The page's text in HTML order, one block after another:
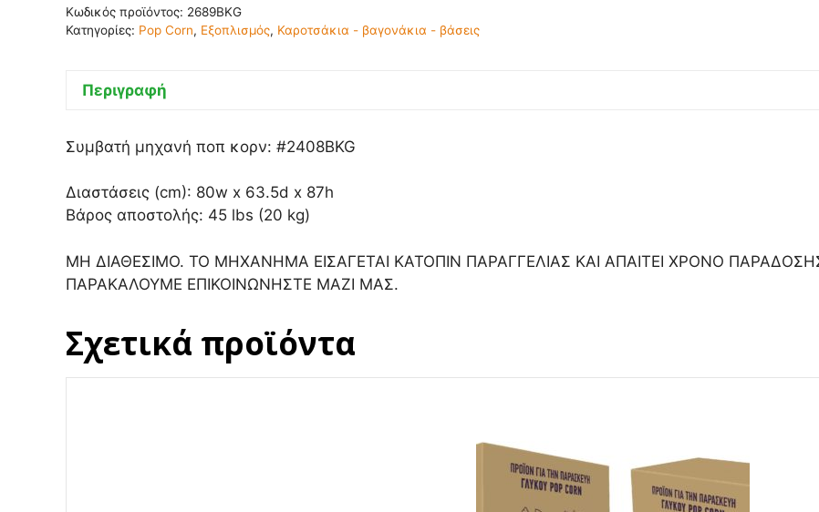
Κωδικός προϊόντος: 2689BKG
Κατηγορίες: Pop Corn, Εξοπλισμός, Καροτσάκια - βαγονάκια - βάσεις
Περιγραφή
Συμβατή μηχανή ποπ κορν: #2408BKG
Διαστάσεις (cm): 80w x 63.5d x 87h
Βάρος αποστολής: 45 lbs (20 kg)
ΜΗ ΔΙΑΘΕΣΙΜΟ. ΤΟ ΜΗΧΑΝΗΜΑ ΕΙΣΑΓΕΤΑΙ ΚΑΤΟΠΙΝ ΠΑΡΑΓΓΕΛΙΑΣ ΚΑΙ ΑΠΑΙΤΕΙ ΧΡΟΝΟ
ΠΑΡΑΚΑΛΟΥΜΕ ΕΠΙΚΟΙΝΩΝΗΣΤΕ ΜΑΖΙ ΜΑΣ.
Σχετικά προϊόντα